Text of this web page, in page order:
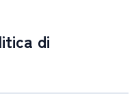
di